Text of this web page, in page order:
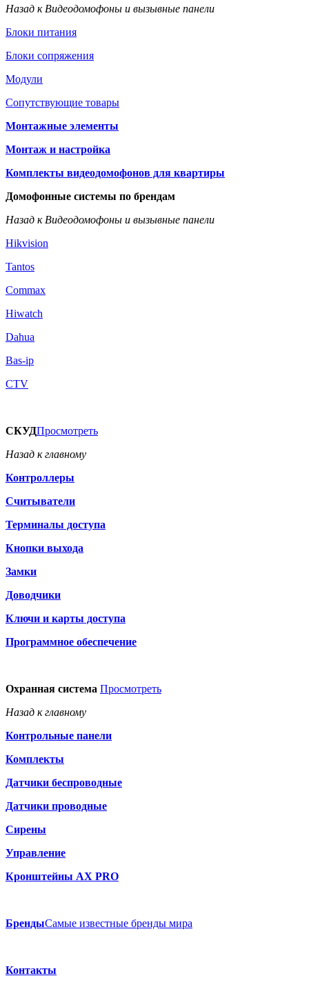
Назад к Видеодомофоны и вызывные панели
Блоки питания
Блоки сопряжения
Модули
Сопутствующие товары
Монтажные элементы
Монтаж и настройка
Комплекты видеодомофонов для квартиры
Домофонные системы по брендам
Назад к Видеодомофоны и вызывные панели
Hikvision
Tantos
Commax
Hiwatch
Dahua
Bas-ip
CTV
СКУДПросмотреть
Назад к главному
Контроллеры
Считыватели
Терминалы доступа
Кнопки выхода
Замки
Доводчики
Ключи и карты доступа
Программное обеспечение
Охранная система Просмотреть
Назад к главному
Контрольные панели
Комплекты
Датчики беспроводные
Датчики проводные
Сирены
Управление
Кронштейны AX PRO
БрендыСамые известные бренды мира
Контакты